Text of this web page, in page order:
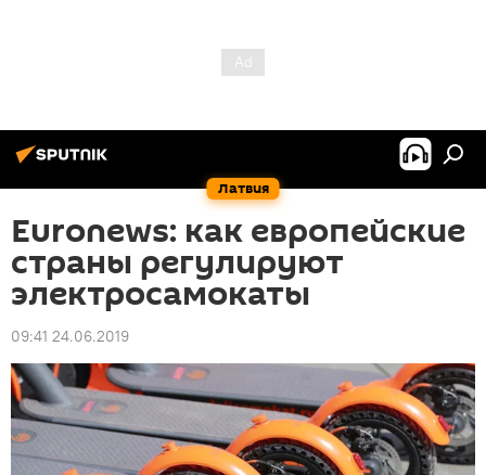
Латвия
Euronews: как европейские
страны регулируют
электросамокаты
09:41 24.06.2019